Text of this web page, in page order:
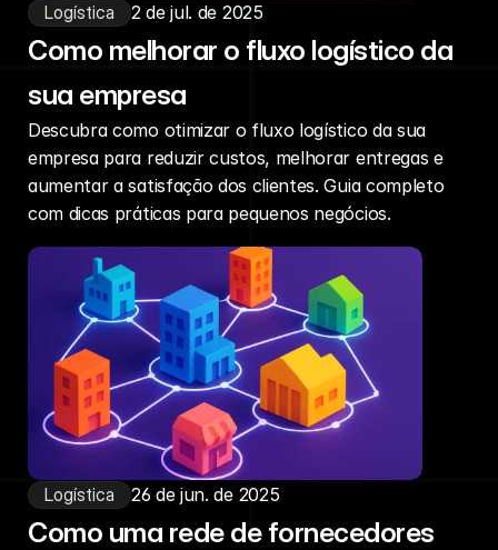
Logística 2 de jul. de 2025
Como melhorar o fluxo logístico da
sua empresa
Descubra como otimizar o fluxo logístico da sua
empresa para reduzir custos, melhorar entregas e
aumentar a satisfação dos clientes. Guia completo
com dicas práticas para pequenos negócios.
Logística 26 de jun. de 2025
Como uma rede de fornecedores